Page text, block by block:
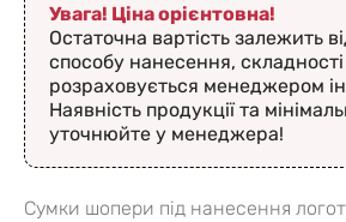
Увага! Ціна орієнтовна!
Остаточна вартість залежить
способу нанесення, складності
розраховується менеджером
Наявність продукції та
уточнюйте у менеджера!
Сумки шопери під нанесення